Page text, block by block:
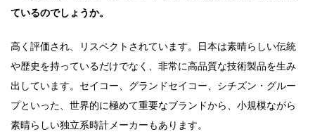
ているのでしょうか。
高く評価され、リスペクトされています。日本は素晴らしい伝統
や歴史を持っているだけでなく、非常に高品質な技術製品を生み
出しています。セイコー、グランドセイコー、シチズン・グルー
プといった、世界的に極めて重要なブランドから、小規模ながら
素晴らしい独立系時計メーカーもあります。